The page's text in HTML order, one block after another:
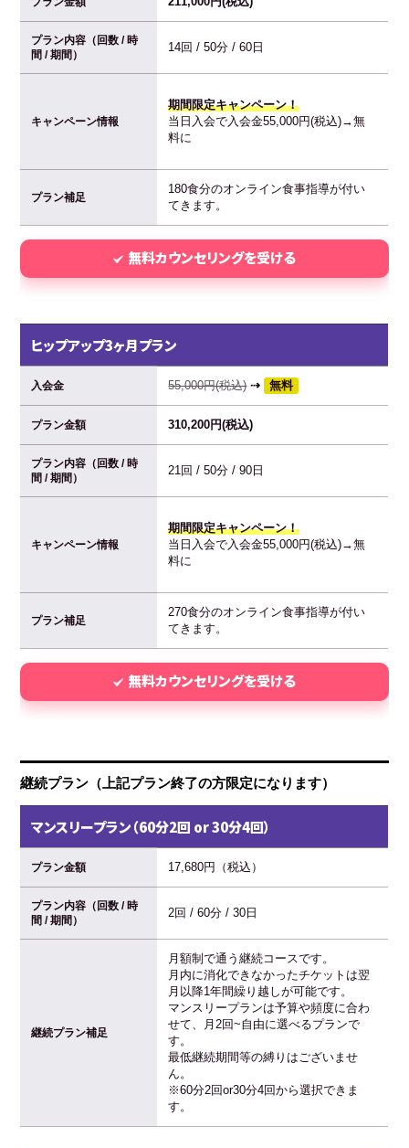
プラン内容（回数 / 時
間 / 期間）
14回 / 50分 / 60日
キャンペーン情報
期間限定キャンペーン！
当日入会で入会金55,000円(税込)→無
料に
プラン補足
180食分のオンライン食事指導が付い
てきます。
無料カウンセリングを受ける
ヒップアップ3ヶ月プラン
入会金 55,000円(税込)⇢ 無料
プラン金額 310,200円(税込)
プラン内容（回数 / 時
間 / 期間）
21回 / 50分 / 90日
キャンペーン情報
期間限定キャンペーン！
当日入会で入会金55,000円(税込)→無
料に
プラン補足
270食分のオンライン食事指導が付い
てきます。
無料カウンセリングを受ける
継続プラン（上記プラン終了の方限定になります）
マンスリープラン（60分2回 or 30分4回）
プラン金額 17,680円（税込）
プラン内容（回数 / 時
間 / 期間）
2回 / 60分 / 30日
継続プラン補足
月額制で通う継続コースです。
月内に消化できなかったチケットは翌
月以降1年間繰り越しが可能です。
マンスリープランは予算や頻度に合わ
せて、月2回~自由に選べるプランで
す。
最低継続期間等の縛りはございませ
ん。
※60分2回or30分4回から選択できま
す。